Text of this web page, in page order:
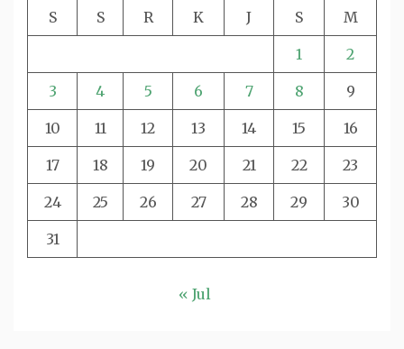
S S R K J S M
1 2
3 4 5 6 7 8 9
10 11 12 13 14 15 16
17 18 19 20 21 22 23
24 25 26 27 28 29 30
31
« Jul